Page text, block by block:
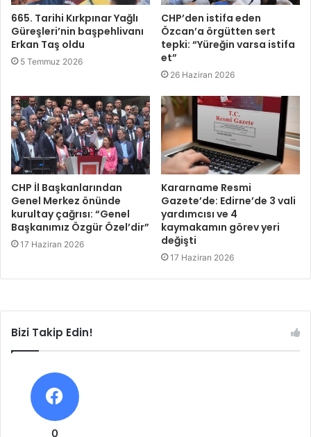
665. Tarihi Kırkpınar Yağlı
Güreşleri’nin başpehlivanı
Erkan Taş oldu
5 Temmuz 2026
CHP’den istifa eden
Özcan’a örgütten sert
tepki: “Yüreğin varsa istifa
et”
26 Haziran 2026
CHP İl Başkanlarından
Genel Merkez önünde
kurultay çağrısı: “Genel
Başkanımız Özgür Özel’dir”
17 Haziran 2026
Kararname Resmi
Gazete’de: Edirne’de 3 vali
yardımcısı ve 4
kaymakamın görev yeri
değişti
17 Haziran 2026
Bizi Takip Edin!
0